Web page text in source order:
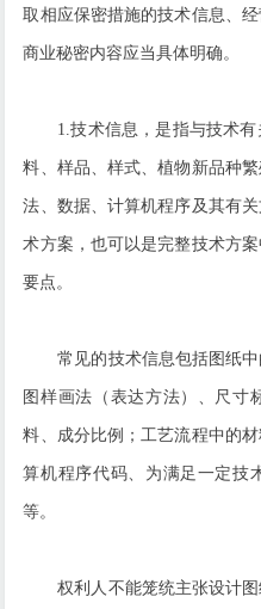
取相应保密措施的技术信息、
商业秘密内容应当具体明确。
1.技术信息，是指与技术
料、样品、样式、植物新品种
法、数据、计算机程序及其有
术方案，也可以是完整技术方
要点。
常见的技术信息包括图纸
图样画法（表达方法）、尺寸
料、成分比例；工艺流程中的
算机程序代码、为满足一定技
等。
权利人不能笼统主张设计